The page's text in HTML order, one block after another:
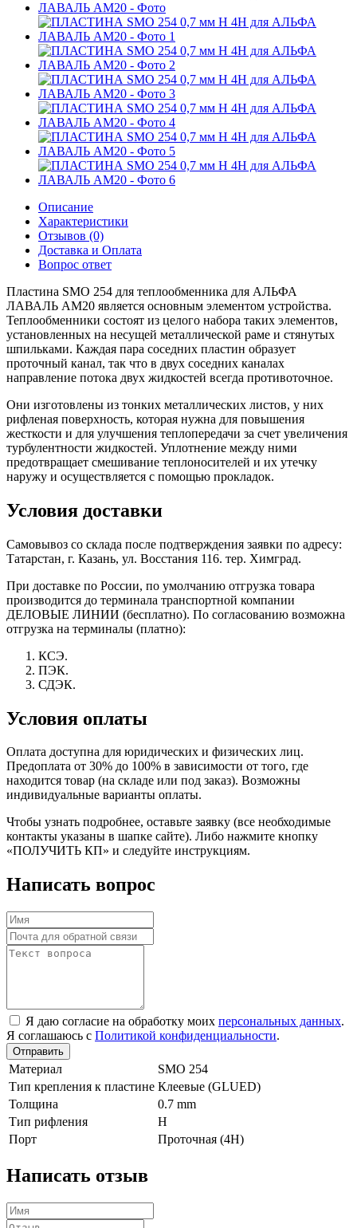
Описание
Характеристики
Отзывов (0)
Доставка и Оплата
Вопрос ответ
Пластина SMO 254 для теплообменника для АЛЬФА
ЛАВАЛЬ AM20 является основным элементом устройства.
Теплообменники состоят из целого набора таких элементов,
установленных на несущей металлической раме и стянутых
шпильками. Каждая пара соседних пластин образует
проточный канал, так что в двух соседних каналах
направление потока двух жидкостей всегда противоточное.
Они изготовлены из тонких металлических листов, у них
рифленая поверхность, которая нужна для повышения
жесткости и для улучшения теплопередачи за счет увеличения
турбулентности жидкостей. Уплотнение между ними
предотвращает смешивание теплоносителей и их утечку
наружу и осуществляется с помощью прокладок.
Условия доставки
Самовывоз со склада после подтверждения заявки по адресу:
Татарстан, г. Казань, ул. Восстания 116. тер. Химград.
При доставке по России, по умолчанию отгрузка товара
производится до терминала транспортной компании
ДЕЛОВЫЕ ЛИНИИ (бесплатно). По согласованию возможна
отгрузка на терминалы (платно):
КСЭ.
ПЭК.
СДЭК.
Условия оплаты
Оплата доступна для юридических и физических лиц.
Предоплата от 30% до 100% в зависимости от того, где
находится товар (на складе или под заказ). Возможны
индивидуальные варианты оплаты.
Чтобы узнать подробнее, оставьте заявку (все необходимые
контакты указаны в шапке сайте). Либо нажмите кнопку
«ПОЛУЧИТЬ КП» и следуйте инструкциям.
Написать вопрос
Я даю согласие на обработку моих персональных данных.
Я соглашаюсь с Политикой конфиденциальности.
Отправить
Материал
SMO 254
Тип крепления к пластине Клеевые (GLUED)
Толщина
0.7 mm
Тип рифления
H
Порт
Проточная (4Н)
Написать отзыв